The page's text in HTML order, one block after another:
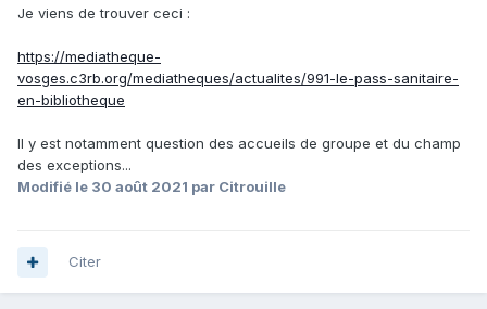
Je viens de trouver ceci :
https://mediatheque-
vosges.c3rb.org/mediatheques/actualites/991-le-pass-sanitaire-
en-bibliotheque
Il y est notamment question des accueils de groupe et du champ
des exceptions...
Modifié le 30 août 2021 par Citrouille
Citer